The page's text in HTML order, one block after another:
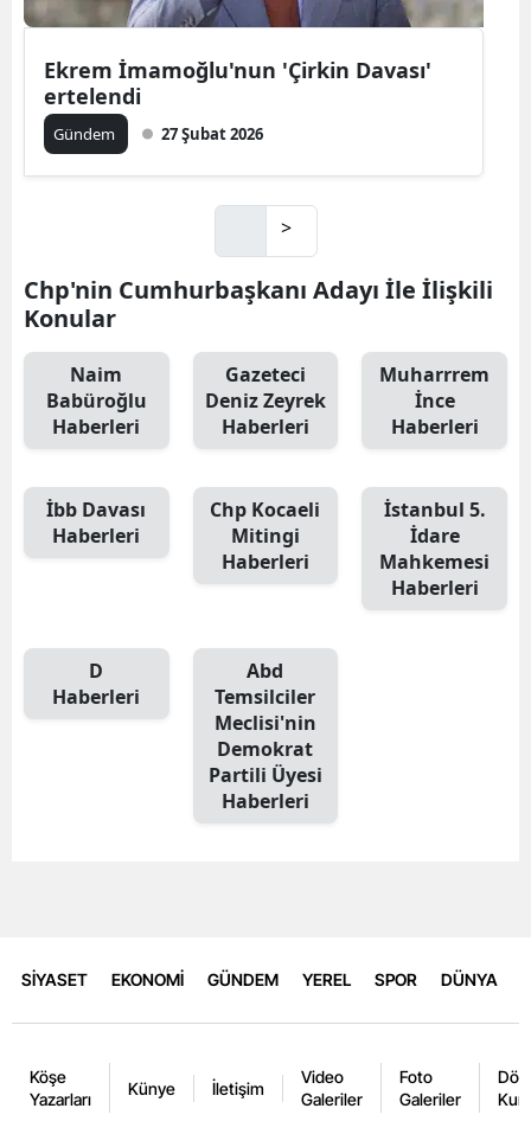
Ekrem İmamoğlu'nun 'Çirkin Davası'
ertelendi
Gündem 27 Şubat 2026
>
Chp'nin Cumhurbaşkanı Adayı İle İlişkili
Konular
Naim
Babüroğlu
Haberleri
Gazeteci
Deniz Zeyrek
Haberleri
Muharrrem
İnce
Haberleri
İbb Davası
Haberleri
Chp Kocaeli
Mitingi
Haberleri
İstanbul 5.
İdare
Mahkemesi
Haberleri
D
Haberleri
Abd
Temsilciler
Meclisi'nin
Demokrat
Partili Üyesi
Haberleri
SİYASET EKONOMİ GÜNDEM YEREL SPOR DÜNYA
Köşe
Yazarları
Künye İletişim
Video
Galeriler
Foto
Galeriler